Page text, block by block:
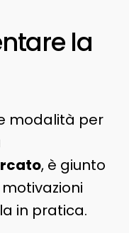
la
modalità per
, è giunto
in pratica.